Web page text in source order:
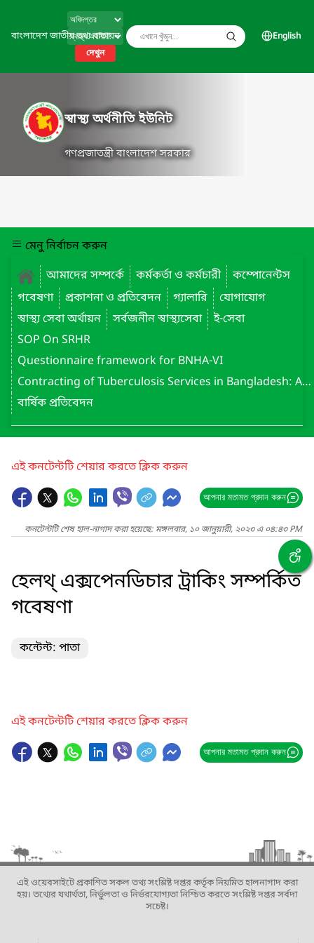
বাংলাদেশ জাতীয় তথ্য বাতায়ন
দেখুন
English
স্বাস্থ্য অর্থনীতি ইউনিট
গণপ্রজাতন্ত্রী বাংলাদেশ সরকার
মেনু নির্বাচন করুন
আমাদের সম্পর্কে
কর্মকর্তা ও কর্মচারী
কম্পোনেন্টস
গবেষণা
প্রকাশনা ও প্রতিবেদন গ্যালারি
যোগাযোগ
স্বাস্থ্য সেবা অর্থায়ন
সর্বজনীন স্বাস্থ্যসেবা
ই-সেবা
SOP On SRHR
Questionnaire framework for BNHA-VI
Contracting of Tuberculosis Services in Bangladesh: Assessment Report (May 2022)
বার্ষিক প্রতিবেদন
এই কনটেন্টটি শেয়ার করতে ক্লিক করুন
আপনার মতামত প্রদান করুন
কনটেন্টটি শেষ হাল-নাগাদ করা হয়েছে: মঙ্গলবার, ১০ জানুয়ারী, ২০২৩ এ ০৪:৪৩ PM
হেলথ্ এক্সপেনডিচার ট্রাকিং সম্পর্কিত
গবেষণা
কন্টেন্ট: পাতা
এই কনটেন্টটি শেয়ার করতে ক্লিক করুন
আপনার মতামত প্রদান করুন
এই ওয়েবসাইটে প্রকাশিত সকল তথ্য সংশ্লিষ্ট দপ্তর কর্তৃক নিয়মিত হালনাগাদ করা
হয়। তথ্যের যথার্থতা, নির্ভুলতা ও নির্ভরযোগ্যতা নিশ্চিত করতে সংশ্লিষ্ট দপ্তর সর্বদা
সচেষ্ট।